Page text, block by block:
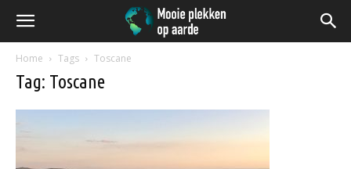
Home Tags Toscane
Tag: Toscane